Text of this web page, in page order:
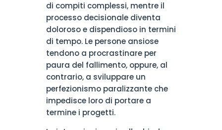
di compiti complessi, mentre il
processo decisionale diventa
doloroso e dispendioso in termini
di tempo. Le persone ansiose
tendono a procrastinare per
paura del fallimento, oppure, al
contrario, a sviluppare un
perfezionismo paralizzante che
impedisce loro di portare a
termine i progetti.